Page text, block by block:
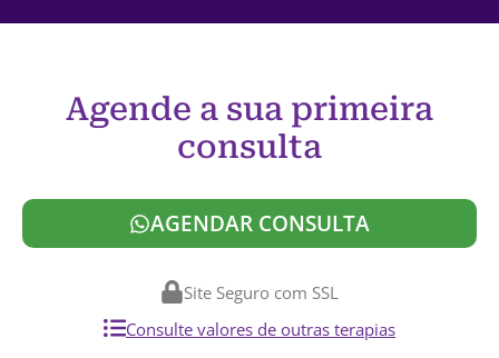
Agende a sua primeira
consulta
AGENDAR CONSULTA
Site Seguro com SSL
Consulte valores de outras terapias